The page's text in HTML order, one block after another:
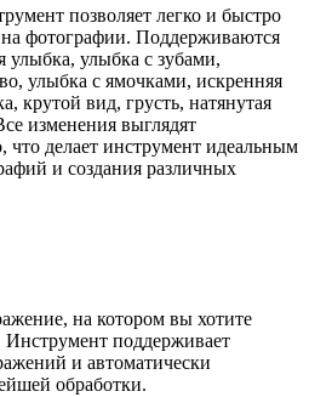
позволяет легко и быстро
фотографии. Поддерживаются
улыбка, улыбка с зубами,
улыбка с ямочками, искренняя
крутой вид, грусть, натянутая
изменения выглядят
что делает инструмент идеальным
и создания различных
на котором вы хотите
поддерживает
и автоматически
обработки.